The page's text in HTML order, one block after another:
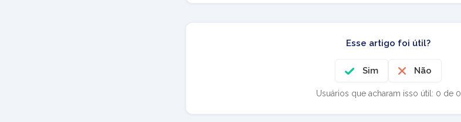
Esse artigo foi útil?
Sim Não
Usuários que acharam isso útil: 0 de 0